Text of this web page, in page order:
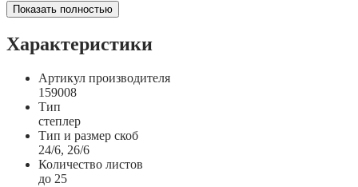
Показать полностью
Характеристики
Артикул производителя
159008
Тип
степлер
Тип и размер скоб
24/6, 26/6
Количество листов
до 25